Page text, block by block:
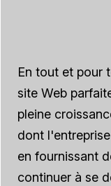
En tout et pour
site Web
pleine
dont
en fournissant
continuer à se